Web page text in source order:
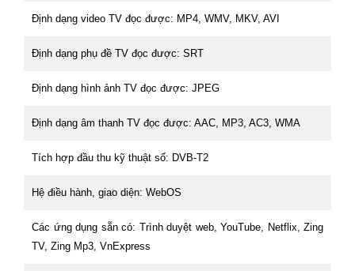
Định dạng video TV đọc được: MP4, WMV, MKV, AVI
Định dạng phụ đề TV đọc được: SRT
Định dạng hình ảnh TV đọc được: JPEG
Định dạng âm thanh TV đọc được: AAC, MP3, AC3, WMA
Tích hợp đầu thu kỹ thuật số: DVB-T2
Hệ điều hành, giao diện: WebOS
Các ứng dụng sẵn có: Trình duyệt web, YouTube, Netflix, Zing
TV, Zing Mp3, VnExpress